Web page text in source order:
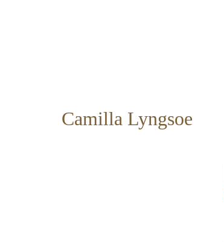
Camilla Lyngsoe